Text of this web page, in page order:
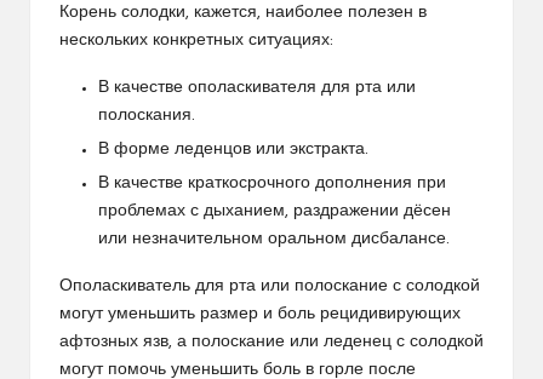
Корень солодки, кажется, наиболее полезен в
нескольких конкретных ситуациях:
В качестве ополаскивателя для рта или
полоскания.
В форме леденцов или экстракта.
В качестве краткосрочного дополнения при
проблемах с дыханием, раздражении дёсен
или незначительном оральном дисбалансе.
Ополаскиватель для рта или полоскание с солодкой
могут уменьшить размер и боль рецидивирующих
афтозных язв, а полоскание или леденец с солодкой
могут помочь уменьшить боль в горле после